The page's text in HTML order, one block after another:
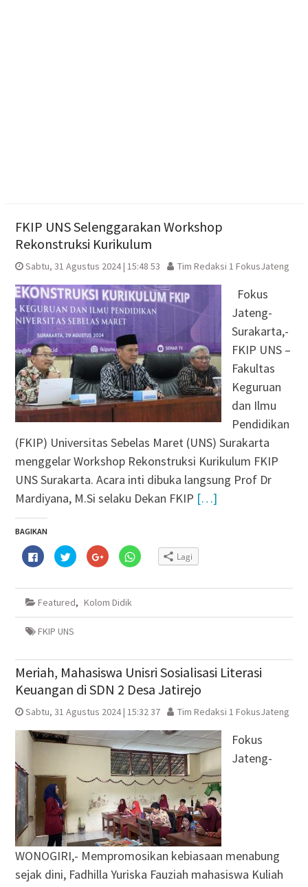
FKIP UNS Selenggarakan Workshop
Rekonstruksi Kurikulum
Sabtu, 31 Agustus 2024 | 15:48 53 Tim Redaksi 1 FokusJateng
Fokus
Jateng-
Surakarta,-
FKIP UNS –
Fakultas
Keguruan
dan Ilmu
Pendidikan
(FKIP) Universitas Sebelas Maret (UNS) Surakarta
menggelar Workshop Rekonstruksi Kurikulum FKIP
UNS Surakarta. Acara inti dibuka langsung Prof Dr
Mardiyana, M.Si selaku Dekan FKIP […]
BAGIKAN
Klik
untuk
membagikan
Facebook(Membuka
jendela
baru)
Klik
untuk
berbagi
Twitter(Membuka
jendela
baru)
Klik
untuk
berbagi
Google+
di
yang
Klik
untuk
WhatsApp(Membuka
baru)
Lagi
Featured, Kolom Didik
FKIP UNS
Meriah, Mahasiswa Unisri Sosialisasi Literasi
Keuangan di SDN 2 Desa Jatirejo
Sabtu, 31 Agustus 2024 | 15:32 37 Tim Redaksi 1 FokusJateng
Fokus
Jateng-
WONOGIRI,- Mempromosikan kebiasaan menabung
sejak dini, Fadhilla Yuriska Fauziah mahasiswa Kuliah